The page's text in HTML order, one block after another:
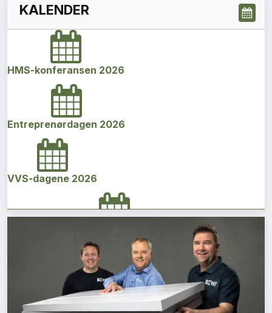
KALENDER
HMS-konferansen 2026
Entreprenørdagen 2026
VVS-dagene 2026
Norges bygg- og eiendomskonferanse 2026
Vi Bygger Vestland 2026